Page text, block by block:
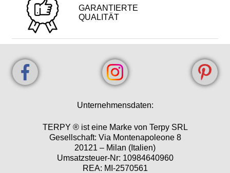
GARANTIERTE
QUALITÄT
Unternehmensdaten:
TERPY ® ist eine Marke von Terpy SRL
Gesellschaft: Via Montenapoleone 8
20121 – Milan (Italien)
Umsatzsteuer-Nr: 10984640960
REA: MI-2570561